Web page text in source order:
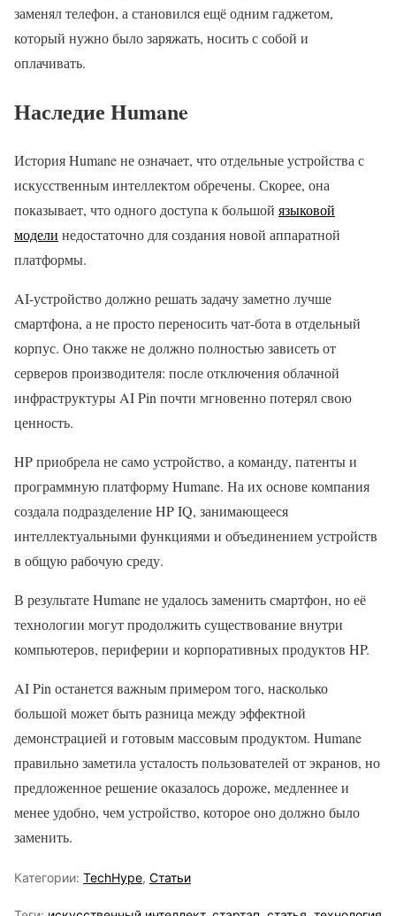
заменял телефон, а становился ещё одним гаджетом,
который нужно было заряжать, носить с собой и
оплачивать.
Наследие Humane
История Humane не означает, что отдельные устройства с
искусственным интеллектом обречены. Скорее, она
показывает, что одного доступа к большой языковой
модели недостаточно для создания новой аппаратной
платформы.
AI-устройство должно решать задачу заметно лучше
смартфона, а не просто переносить чат-бота в отдельный
корпус. Оно также не должно полностью зависеть от
серверов производителя: после отключения облачной
инфраструктуры AI Pin почти мгновенно потерял свою
ценность.
HP приобрела не само устройство, а команду, патенты и
программную платформу Humane. На их основе компания
создала подразделение HP IQ, занимающееся
интеллектуальными функциями и объединением устройств
в общую рабочую среду.
В результате Humane не удалось заменить смартфон, но её
технологии могут продолжить существование внутри
компьютеров, периферии и корпоративных продуктов HP.
AI Pin останется важным примером того, насколько
большой может быть разница между эффектной
демонстрацией и готовым массовым продуктом. Humane
правильно заметила усталость пользователей от экранов, но
предложенное решение оказалось дороже, медленнее и
менее удобно, чем устройство, которое оно должно было
заменить.
Категории: TechHype, Статьи